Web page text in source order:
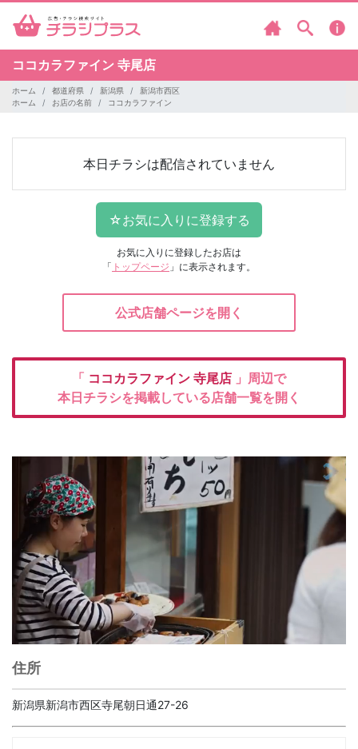
ココカラファイン 寺尾店
ホーム 都道府県 新潟県
新潟市西区
ホーム
お店の名前 ココカラファイン
本日チラシは配信されていません
お気に入りに登録したお店は
「 トップページ 」に表示されます。
公式店舗ページを開く
「 ココカラファイン 寺尾店 」周辺で
本日チラシを掲載している店舗一覧を開く
住所
新潟県新潟市西区寺尾朝日通27-26